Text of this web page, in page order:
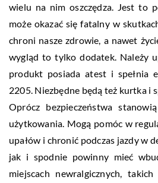
wielu na nim oszczędza. Jest to
może okazać się fatalny w
chroni nasze zdrowie, a nawet
wygląd to tylko dodatek. Należy
produkt posiada atest i spełnia
2205. Niezbędne będą też kurtka i
Oprócz bezpieczeństwa
użytkowania. Mogą pomóc w
upałów i chronić podczas jazdy w
jak i spodnie powinny mieć
miejscach newralgicznych,